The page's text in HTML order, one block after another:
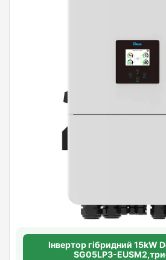
Інвертор гібридний 15kW
SG05LP3-